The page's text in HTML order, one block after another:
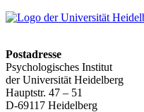
Postadresse
Psychologisches Institut
der Universität Heidelberg
Hauptstr. 47 – 51
D-69117 Heidelberg